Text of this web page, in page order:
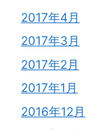
2017年4月
2017年3月
2017年2月
2017年1月
2016年12月